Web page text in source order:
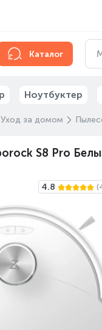
Каталог
Ноутбуктер
Уход за домом
S8 Pro
4.8